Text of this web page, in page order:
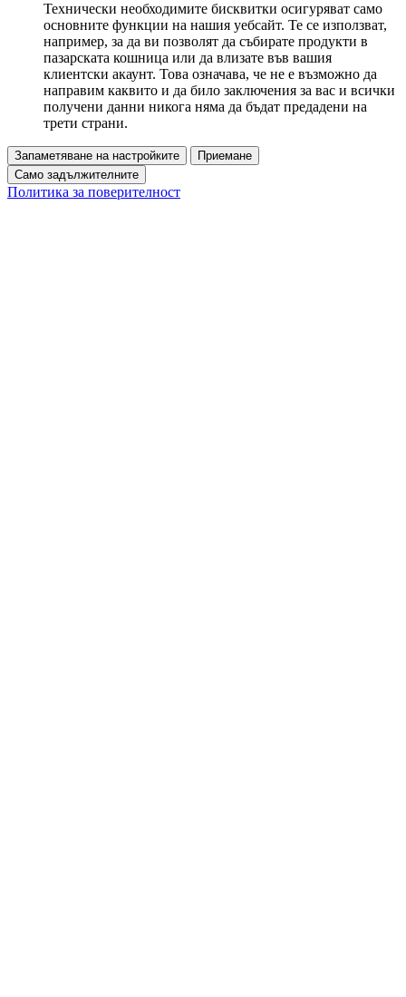
Технически необходимите бисквитки осигуряват само
основните функции на нашия уебсайт. Те се използват,
например, за да ви позволят да събирате продукти в
пазарската кошница или да влизате във вашия
клиентски акаунт. Това означава, че не е възможно да
направим каквито и да било заключения за вас и всички
получени данни никога няма да бъдат предадени на
трети страни.
Запаметяване на настройките
Приемане
Само задължителните
Политика за поверителност